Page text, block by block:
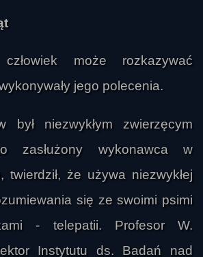
może rozkazywać
jego polecenia.
był niezwykłym zwierzęcym
zasłużony wykonawca w
twierdził, że używa niezwykłej
się ze swoimi psimi
- telepatii. Profesor W.
Instytutu ds. Badań nad